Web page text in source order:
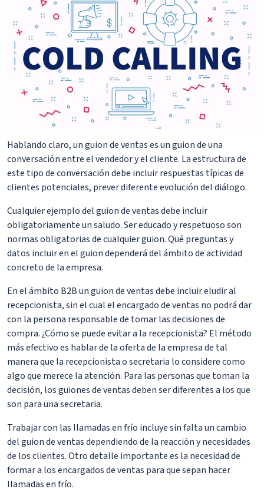
Hablando claro, un guion de ventas es un guion de una
conversación entre el vendedor y el cliente. La estructura de
este tipo de conversación debe incluir respuestas típicas de
clientes potenciales, prever diferente evolución del diálogo.
Cualquier ejemplo del guion de ventas debe incluir
obligatoriamente un saludo. Ser educado y respetuoso son
normas obligatorias de cualquier guion. Qué preguntas y
datos incluir en el guion dependerá del ámbito de actividad
concreto de la empresa.
En el ámbito B2B un guion de ventas debe incluir eludir al
recepcionista, sin el cual el encargado de ventas no podrá dar
con la persona responsable de tomar las decisiones de
compra. ¿Cómo se puede evitar a la recepcionista? El método
más efectivo es hablar de la oferta de la empresa de tal
manera que la recepcionista o secretaria lo considere como
algo que merece la atención. Para las personas que toman la
decisión, los guiones de ventas deben ser diferentes a los que
son para una secretaria.
Trabajar con las llamadas en frío incluye sin falta un cambio
del guion de ventas dependiendo de la reacción y necesidades
de los clientes. Otro detalle importante es la necesidad de
formar a los encargados de ventas para que sepan hacer
llamadas en frío.